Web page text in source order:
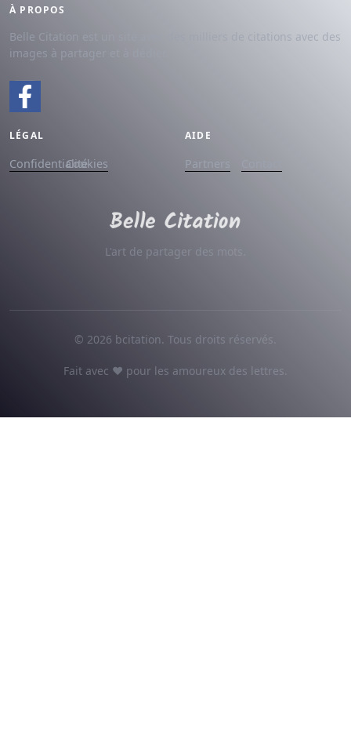
À PROPOS
Belle Citation est un site avec des milliers de citations avec des
images à partager et à dédier.
LÉGAL
ConfidentialitéCookies
AIDE
Partners
L'art de partager des mots.
© 2026 bcitation. Tous droits réservés.
Fait avec ♥ pour les amoureux des lettres.